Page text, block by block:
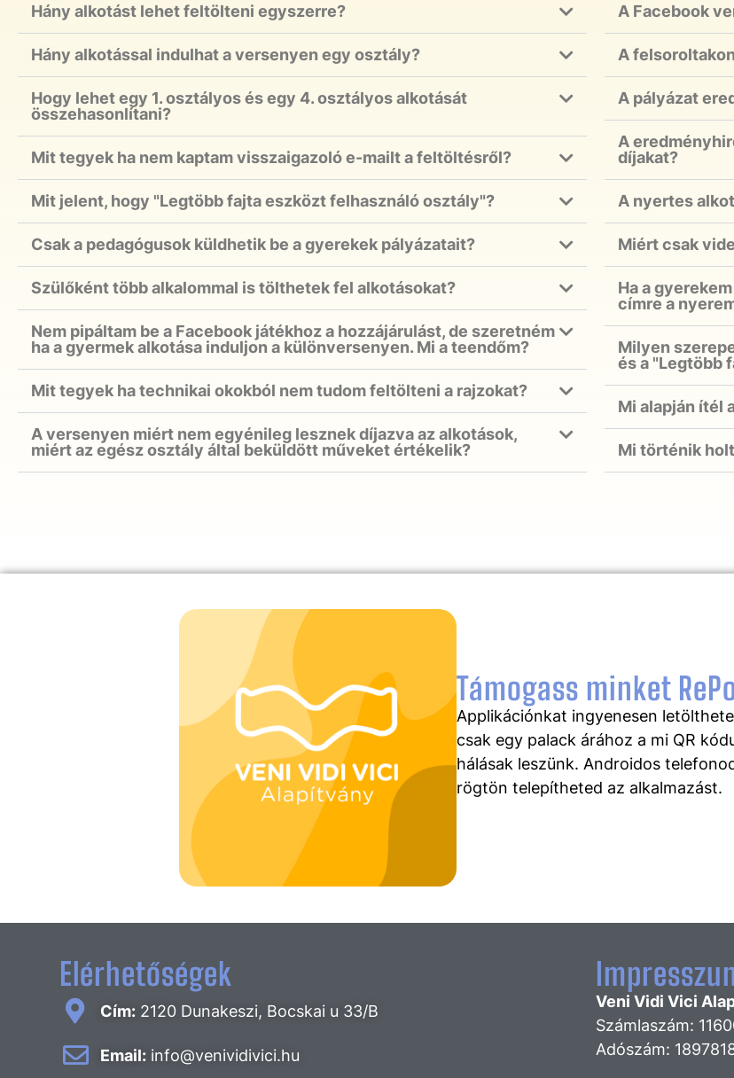
Hány alkotást lehet feltölteni egyszerre?
Hány alkotással indulhat a versenyen egy osztály?
Hogy lehet egy 1. osztályos és egy 4. osztályos alkotását
összehasonlítani?
Mit tegyek ha nem kaptam visszaigazoló e-mailt a feltöltésről?
Mit jelent, hogy "Legtöbb fajta eszközt felhasználó osztály"?
Csak a pedagógusok küldhetik be a gyerekek pályázatait?
Szülőként több alkalommal is tölthetek fel alkotásokat?
Nem pipáltam be a Facebook játékhoz a hozzájárulást, de szeretném
ha a gyermek alkotása induljon a különversenyen. Mi a teendőm?
Mit tegyek ha technikai okokból nem tudom feltölteni a rajzokat?
A versenyen miért nem egyénileg lesznek díjazva az alkotások,
miért az egész osztály által beküldött műveket értékelik?
A Facebook
A
A pályázat
A
díjakat?
A nyertes
Miért csak
Ha a
címre a
Milyen
és a "Legtöbb
Mi alapján ítél
Mi történik
Támogass minket
Applikációnkat ingyenesen
csak egy palack árához a mi QR
hálásak leszünk. Androidos
rögtön telepítheted az alkalmazást.
Elérhetőségek
Cím: 2120 Dunakeszi, Bocskai u 33/B
Email: info@venividivici.hu
Veni Vidi Vici
Számlaszám:
Adószám: